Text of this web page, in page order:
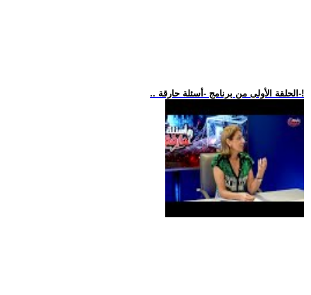
.. الحلقة الأولى من برنامج -أسئلة حارقة-!